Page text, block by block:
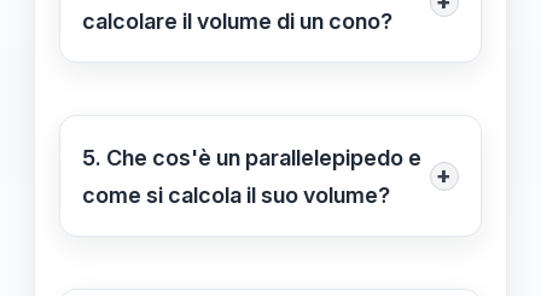
calcolare il volume di un cono?
Per calcolare il volume di un cono, si
è il raggio della base e "h" è l'altezza.
5. Che cos'è un parallelepipedo e
come si calcola il suo volume?
+
Un parallelepipedo è un solido